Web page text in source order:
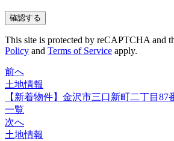
確認する
This site is protected by reCAPTCHA and
Policy and Terms of Service apply.
前へ
土地情報
【新着物件】金沢市三口新町二丁目87
一覧
次へ
土地情報